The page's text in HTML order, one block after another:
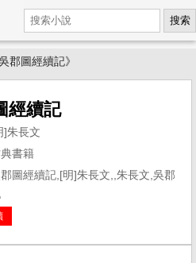
搜索
吳郡圖經續記》
經續記
]朱長文
書籍
圖經續記,[明]朱長文,,朱長文,吳郡